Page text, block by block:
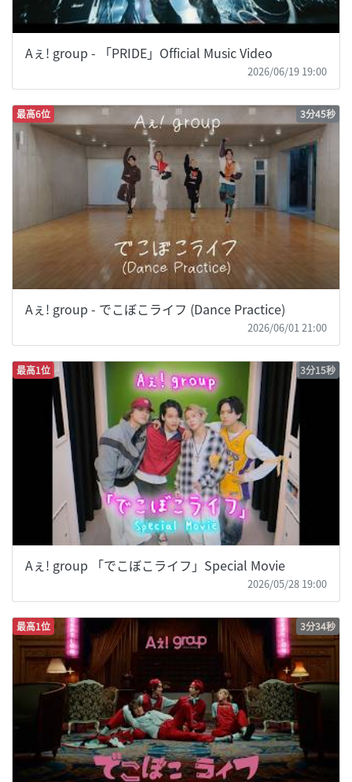
Aぇ! group - 「PRIDE」Official Music Video
2026/06/19 19:00
最高6位 3分45秒
Aぇ! group - でこぼこライフ (Dance Practice)
2026/06/01 21:00
最高1位 3分15秒
Aぇ! group 「でこぼこライフ」Special Movie
2026/05/28 19:00
最高1位 3分34秒